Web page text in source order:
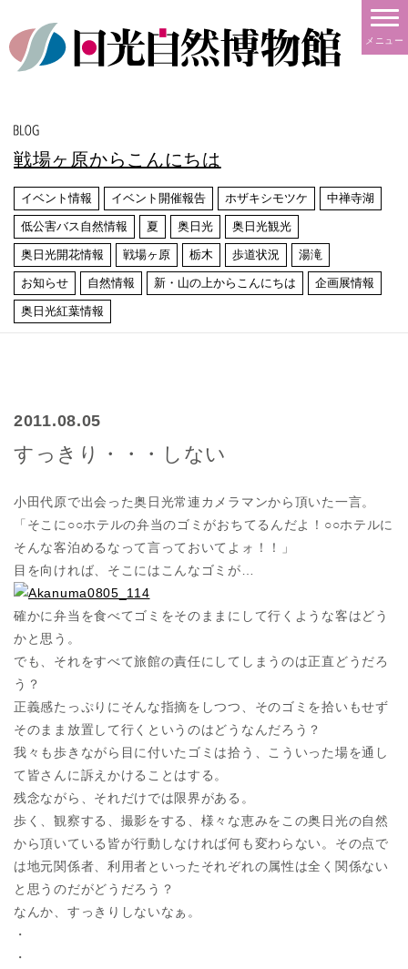
メニュー
戦場ヶ原からこんにちは
イベント情報 イベント開催報告 ホザキシモツケ 中禅寺湖
低公害バス自然情報 夏 奥日光 奥日光観光
奥日光開花情報 戦場ヶ原 栃木 歩道状況 湯滝
お知らせ 自然情報 新・山の上からこんにちは 企画展情報
奥日光紅葉情報
2011.08.05
すっきり・・・しない
小田代原で出会った奥日光常連カメラマンから頂いた一言。
「そこに○○ホテルの弁当のゴミがおちてるんだよ！○○ホテルに
そんな客泊めるなって言っておいてよォ！！」
目を向ければ、そこにはこんなゴミが…
確かに弁当を食べてゴミをそのままにして行くような客はどう
かと思う。
でも、それをすべて旅館の責任にしてしまうのは正直どうだろ
う？
正義感たっぷりにそんな指摘をしつつ、そのゴミを拾いもせず
そのまま放置して行くというのはどうなんだろう？
我々も歩きながら目に付いたゴミは拾う、こういった場を通し
て皆さんに訴えかけることはする。
残念ながら、それだけでは限界がある。
歩く、観察する、撮影をする、様々な恵みをこの奥日光の自然
から頂いている皆が行動しなければ何も変わらない。その点で
は地元関係者、利用者といったそれぞれの属性は全く関係ない
と思うのだがどうだろう？
なんか、すっきりしないなぁ。
・
・